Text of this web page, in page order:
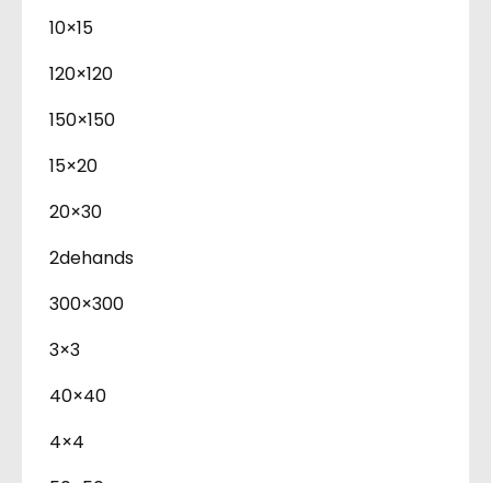
10×15
120×120
150×150
15×20
20×30
2dehands
300×300
3×3
40×40
4×4